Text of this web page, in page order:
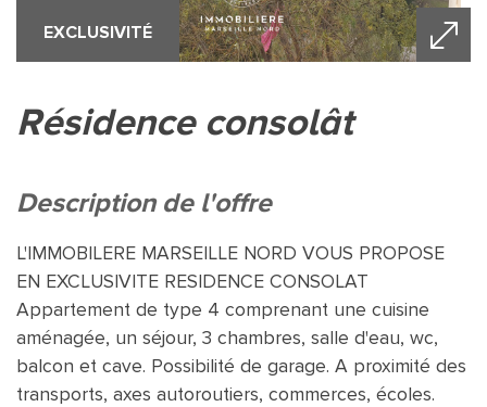
EXCLUSIVITÉ
résidence consolât
description de l'offre
L'IMMOBILERE MARSEILLE NORD VOUS PROPOSE
EN EXCLUSIVITE RESIDENCE CONSOLAT
Appartement de type 4 comprenant une cuisine
aménagée, un séjour, 3 chambres, salle d'eau, wc,
balcon et cave. Possibilité de garage. A proximité des
transports, axes autoroutiers, commerces, écoles.